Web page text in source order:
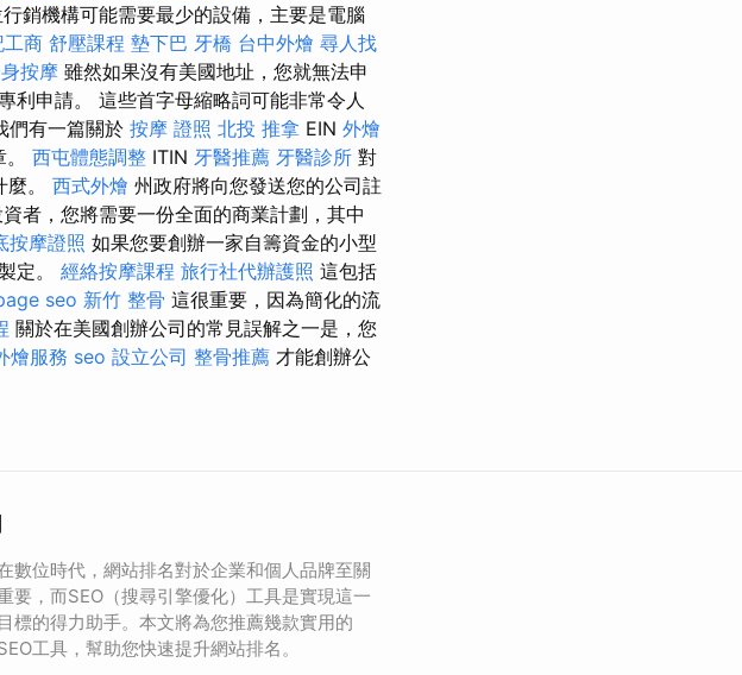
銷機構可能需要最少的設備，主要是電腦
工商 舒壓課程 墊下巴 牙橋 台中外燴 尋人找
按摩 雖然如果沒有美國地址，您就無法申
利申請。 這些首字母縮略詞可能非常令人
們有一篇關於 按摩 證照 北投 推拿 EIN 外燴
西屯體態調整 ITIN 牙醫推薦 牙醫診所 對
。 西式外燴 州政府將向您發送您的公司註
者，您將需要一份全面的商業計劃，其中
按摩證照 如果您要創辦一家自籌資金的小型
定。 經絡按摩課程 旅行社代辦護照 這包括
seo 新竹 整骨 這很重要，因為簡化的流
關於在美國創辦公司的常見誤解之一是，您
燴服務 seo 設立公司 整骨推薦 才能創辦公
數位時代，網站排名對於企業和個人品牌至關
要，而SEO（搜尋引擎優化）工具是實現這一
目標的得力助手。本文將為您推薦幾款實用的
工具，幫助您快速提升網站排名。